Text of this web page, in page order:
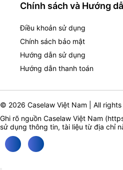
Chính sách và Hướng
Điều khoản sử dụng
Chính sách bảo mật
Hướng dẫn sử dụng
Hướng dẫn thanh toán
© 2026 Caselaw Việt Nam | All rights
Ghi rõ nguồn Caselaw Việt Nam (
sử dụng thông tin, tài liệu từ địa chỉ